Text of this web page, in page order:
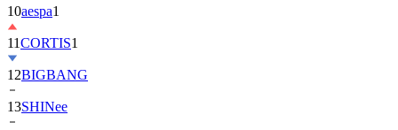
10aespa1
11CORTIS1
12BIGBANG
13SHINee